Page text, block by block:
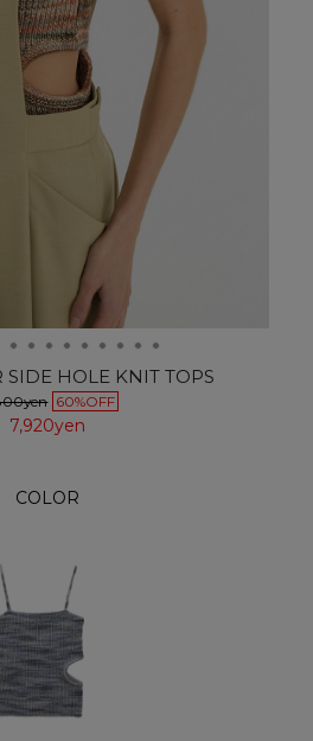
SIDE HOLE KNIT TOPS
60%OFF
7,920yen
COLOR